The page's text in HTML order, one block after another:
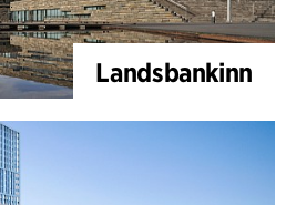
Landsbankinn